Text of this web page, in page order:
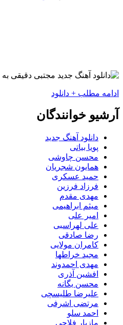
ادامه مطلب + دانلود
آرشیو خوانندگان
دانلود آهنگ جدید
پویا بیاتی
محسن چاوشی
همایون شجریان
حمید عسکری
فرزاد فرزین
مهدی مقدم
میثم ابراهیمی
امیر علی
علی لهراسبی
رضا صادقی
کامران مولایی
مجید خراطها
مهدی احمدوند
افشین آذری
محسن یگانه
علیرضا طلیسچی
مرتضی اشرفی
احمد سلو
مازیار فلاحی